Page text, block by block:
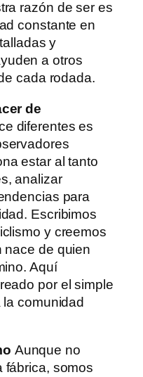
razón de ser es
constante en
y
a otros
cada rodada.
de
diferentes es
estar al tanto
analizar
para
Escribimos
y creemos
nace de quien
Aquí
por el simple
la comunidad
Aunque no
fábrica, somos